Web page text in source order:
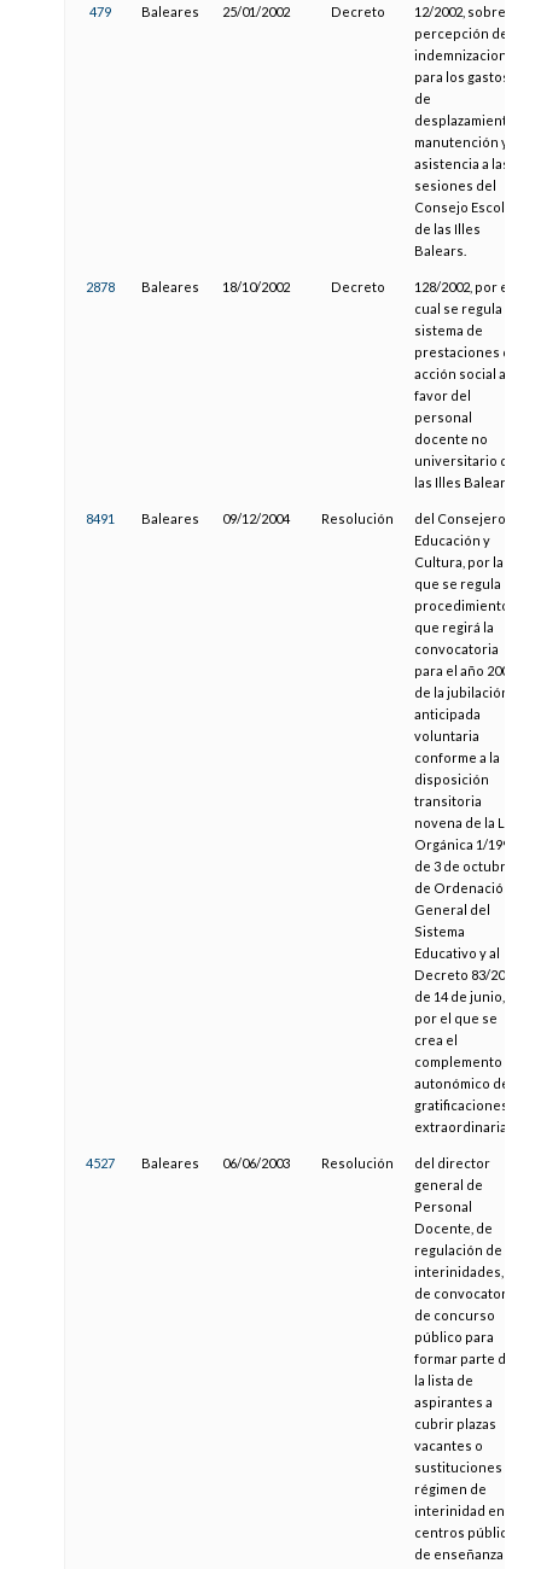
479 Baleares 25/01/2002 Decreto
12/2002, sobre
percepción de
indemnizaciones
para los gastos
de
desplazamiento,
manutención y
asistencia a las
sesiones del
Consejo Escolar
de las Illes
Balears.
2878 Baleares 18/10/2002 Decreto
128/2002, por el
cual se regula el
sistema de
prestaciones de
acción social a
favor del
personal
docente no
universitario de
las Illes Balears
8491 Baleares 09/12/2004 Resolución
del Consejero de
Educación y
Cultura, por la
que se regula el
procedimiento
que regirá la
convocatoria
para el año 2005
de la jubilación
anticipada
voluntaria
conforme a la
disposición
transitoria
novena de la Ley
Orgánica 1/1990,
de 3 de octubre,
de Ordenación
General del
Sistema
Educativo y al
Decreto 83/2002,
de 14 de junio,
por el que se
crea el
complemento
autonómico de
gratificaciones
extraordinarias
4527 Baleares 06/06/2003 Resolución
del director
general de
Personal
Docente, de
regulación de las
interinidades, y
de convocatoria
de concurso
público para
formar parte de
la lista de
aspirantes a
cubrir plazas
vacantes o
sustituciones en
régimen de
interinidad en
centros públicos
de enseñanzas